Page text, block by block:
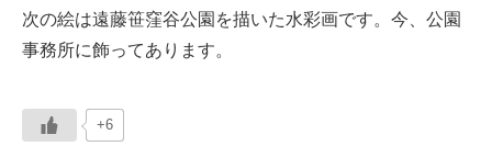
次の絵は遠藤笹窪谷公園を描いた水彩画です。今、公園
事務所に飾ってあります。
+6